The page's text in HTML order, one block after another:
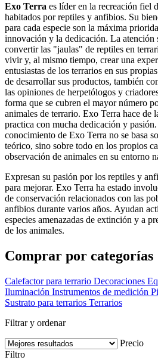
Exo Terra es líder en la recreación fiel
habitados por reptiles y anfibios. Su
para cada especie son la máxima
innovación y la dedicación. La atención
convertir las "jaulas" de reptiles en
vivir y, al mismo tiempo, crear una
entusiastas de los terrarios en sus
de desarrollar sus productos, también
las opiniones de herpetólogos y
forma que se cubren el mayor número
animales de terrario. Exo Terra hace de
practica con mucha dedicación y
conocimiento de Exo Terra no se basa
teórico, sino sobre todo en los propios
observación de animales en su entorno
Expresan su pasión por los reptiles y
para mejorar. Exo Terra ha estado
de conservación relacionados con las
anfibios durante varios años. Ayudan
especies amenazadas de extinción y a
de los animales.
Comprar por categorías
Calefactor para terrario Decoraciones
Iluminación Instrumentos de medición
Sustrato para terrarios Terrarios
Filtrar y ordenar
Precio
Filtro